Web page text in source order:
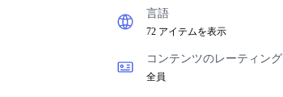
言語
72 アイテムを表示
コンテンツのレーティング
全員